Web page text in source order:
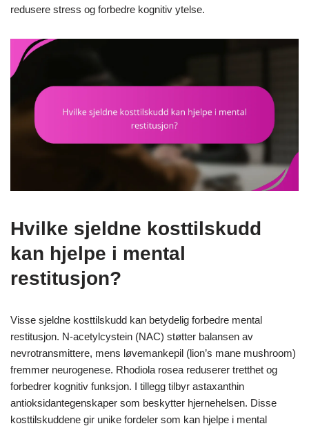
redusere stress og forbedre kognitiv ytelse.
Hvilke sjeldne kosttilskudd
kan hjelpe i mental
restitusjon?
Visse sjeldne kosttilskudd kan betydelig forbedre mental
restitusjon. N-acetylcystein (NAC) støtter balansen av
nevrotransmittere, mens løvemankepil (lion’s mane mushroom)
fremmer neurogenese. Rhodiola rosea reduserer tretthet og
forbedrer kognitiv funksjon. I tillegg tilbyr astaxanthin
antioksidantegenskaper som beskytter hjernehelsen. Disse
kosttilskuddene gir unike fordeler som kan hjelpe i mental